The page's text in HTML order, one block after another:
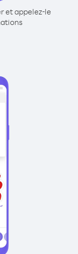
et appelez-le